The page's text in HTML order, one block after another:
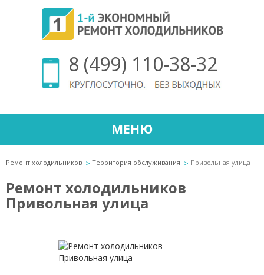
8 (499) 110-38-32
МЕНЮ
Ремонт холодильников Территория обслуживания Привольная улица
Ремонт холодильников
Привольная улица